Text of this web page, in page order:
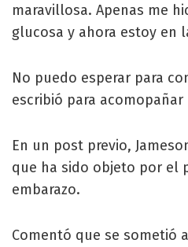
maravillosa. Apenas me
glucosa y ahora estoy en
No puedo esperar para
escribió para acomopañar
En un post previo,
que ha sido objeto por el
embarazo.
Comentó que se sometió